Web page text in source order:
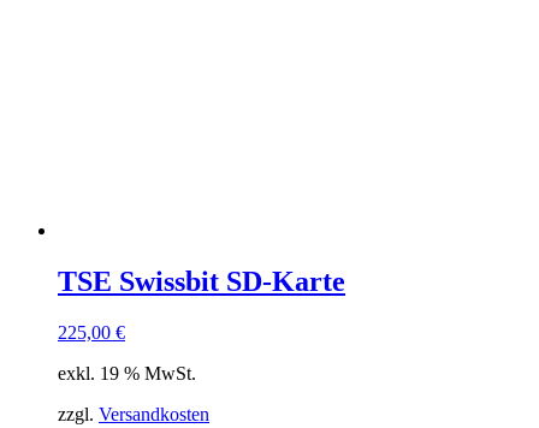
TSE Swissbit SD-Karte
225,00 €
exkl. 19 % MwSt.
zzgl. Versandkosten